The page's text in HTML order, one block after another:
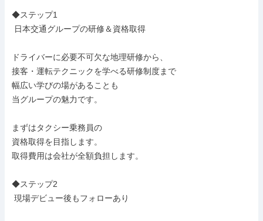
◆ステップ1
ドライバーに必要不可欠な地理研修から、
接客・運転テクニックを学べる研修制度まで
幅広い学びの場があることも
当グループの魅力です。
まずはタクシー乗務員の
資格取得を目指します。
取得費用は会社が全額負担します。
◆ステップ2